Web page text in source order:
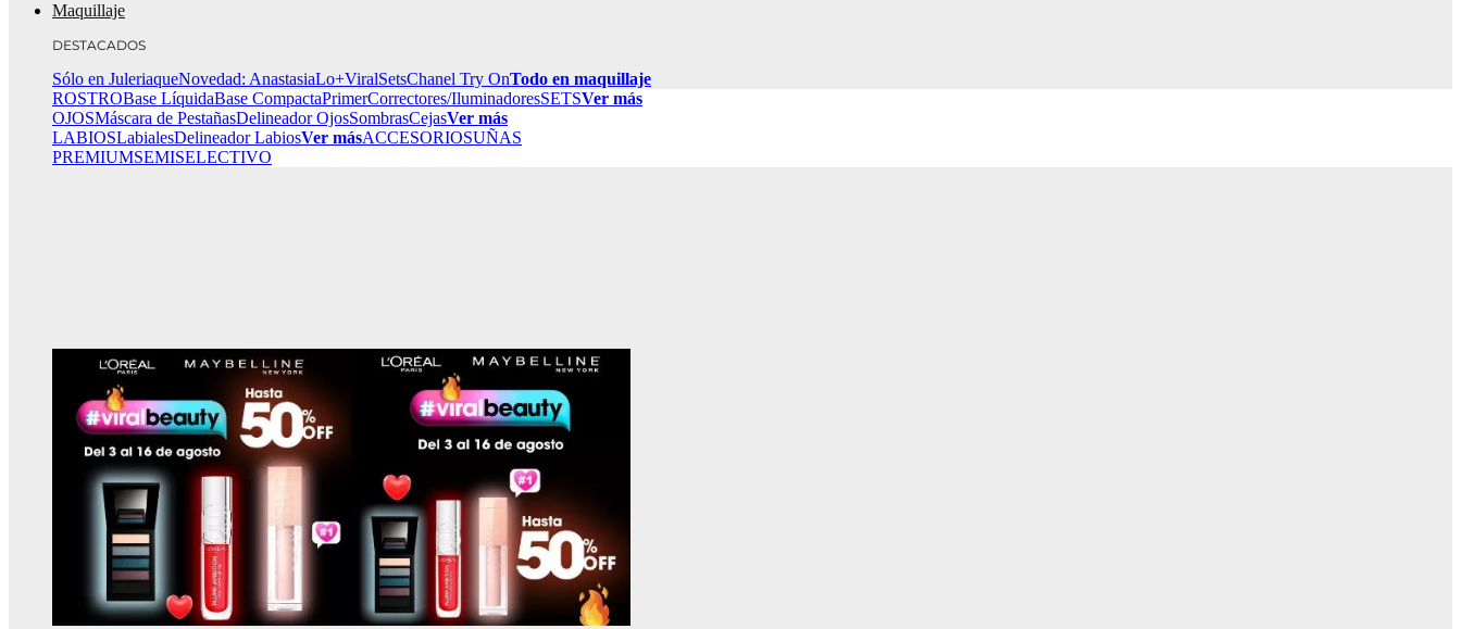
Maquillaje
DESTACADOS
Sólo en JuleriaqueNovedad: AnastasiaLo+ViralSetsChanel Try OnTodo en maquillaje
ROSTROBase LíquidaBase CompactaPrimerCorrectores/IluminadoresSETSVer más
OJOSMáscara de PestañasDelineador OjosSombrasCejasVer más
LABIOSLabialesDelineador LabiosVer másACCESORIOSUÑAS
PREMIUMSEMISELECTIVO